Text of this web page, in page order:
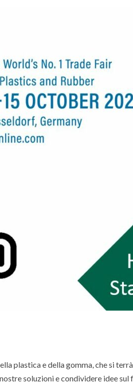
plastica e della gomma, che si
soluzioni e condividere idee